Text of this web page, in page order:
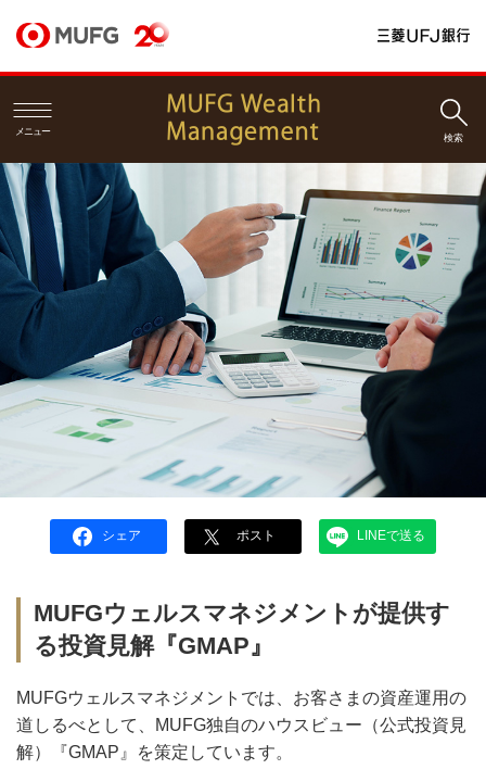
メニュー
検索
シェア ポスト LINEで送る
MUFGウェルスマネジメントが提供す
る投資見解『GMAP』
MUFGウェルスマネジメントでは、お客さまの資産運用の
道しるべとして、MUFG独自のハウスビュー（公式投資見
解）『GMAP』を策定しています。